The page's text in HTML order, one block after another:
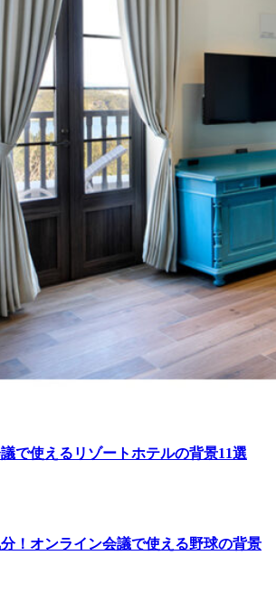
で使えるリゾートホテルの背景11選
！オンライン会議で使える野球の背景